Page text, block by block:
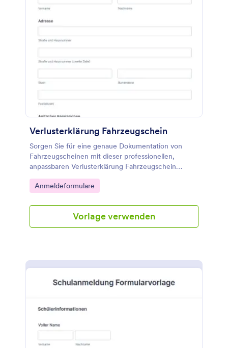
Verlusterklärung Fahrzeugschein
Sorgen Sie für eine genaue Dokumentation von
Fahrzeugscheinen mit dieser professionellen,
anpassbaren Verlusterklärung Fahrzeugschein
Vorlage.
Go to Category:
Anmeldeformulare
Vorlage verwenden